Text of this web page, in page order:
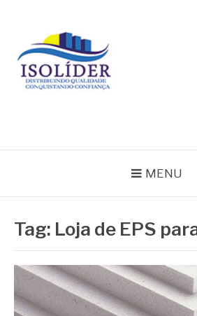
conteúdo
MENU
Tag: Loja de EPS